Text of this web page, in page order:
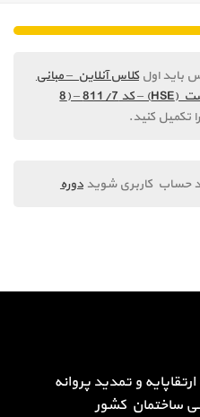
باید اولکلاس آنلاین – مبانی
سلامت،ایمنی و حفاظت محیط زیست (HSE) – کد 811/7 – (8
تکمیل کنید.
حساب کاربری شویددوره
و تمدید پروانه
ساختمان کشور